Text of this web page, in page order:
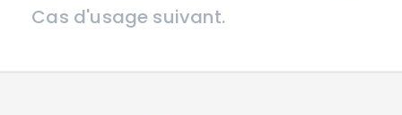
Cas d'usage suivant.